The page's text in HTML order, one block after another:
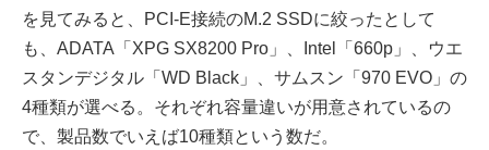
を見てみると、PCI-E接続のM.2 SSDに絞ったとして
も、ADATA「XPG SX8200 Pro」、Intel「660p」、ウエ
スタンデジタル「WD Black」、サムスン「970 EVO」の
4種類が選べる。それぞれ容量違いが用意されているの
で、製品数でいえば10種類という数だ。